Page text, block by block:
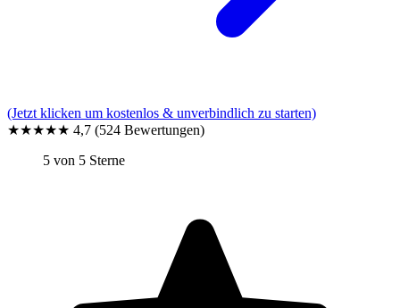
(Jetzt klicken um kostenlos & unverbindlich zu starten)
★★★★★ 4,7 (524 Bewertungen)
5 von 5 Sterne